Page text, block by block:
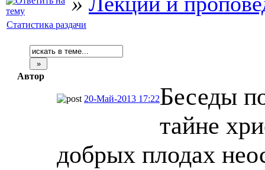
Статистика раздачи
Автор
20-Май-2013 17:22Беседы
тайне
добрых плодах